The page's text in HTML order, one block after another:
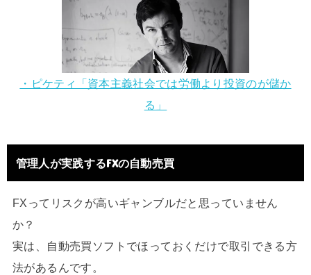
・ピケティ「資本主義社会では労働より投資のが儲か
る」
管理人が実践するFXの自動売買
FXってリスクが高いギャンブルだと思っていません
か？
実は、自動売買ソフトでほっておくだけで取引できる方
法があるんです。